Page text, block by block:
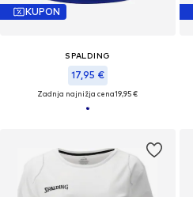
KUPON
SPALDING
17,95 €
Zadnja najnižja cena19,95 €